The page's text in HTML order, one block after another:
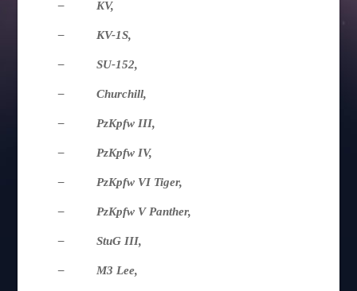
– KV,
– КV-1S,
– SU-152,
– Churchill,
– PzKpfw III,
– PzKpfw IV,
– PzKpfw VI Tiger,
– PzKpfw V Panther,
– StuG III,
– M3 Lee,